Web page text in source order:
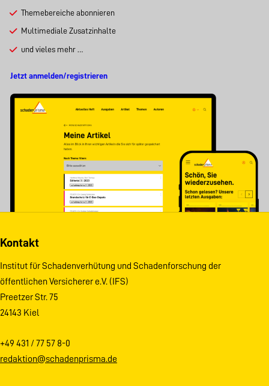
Themebereiche abonnieren
Multimediale Zusatzinhalte
und vieles mehr …
Jetzt anmelden/registrieren
Kontakt
Institut für Schadenverhütung und Schadenforschung der
öffentlichen Versicherer e.V. (IFS)
Preetzer Str. 75
24143 Kiel
+49 431 / 77 57 8-0
redaktion@schadenprisma.de